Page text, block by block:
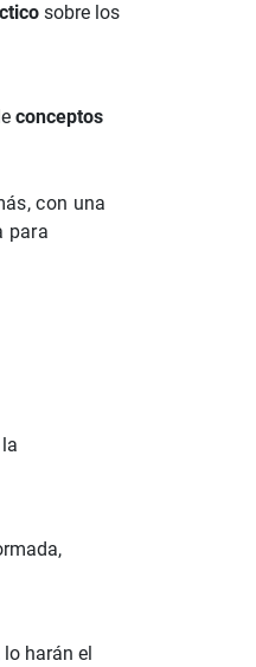
sobre los
conceptos
con una
para
harán el